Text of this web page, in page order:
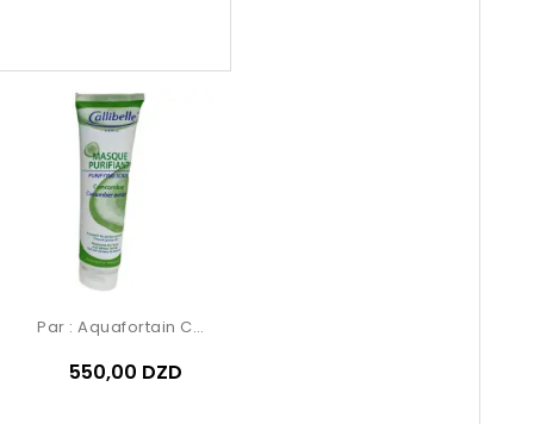
Par : Aquafortain Cosmetics
550,00 DZD